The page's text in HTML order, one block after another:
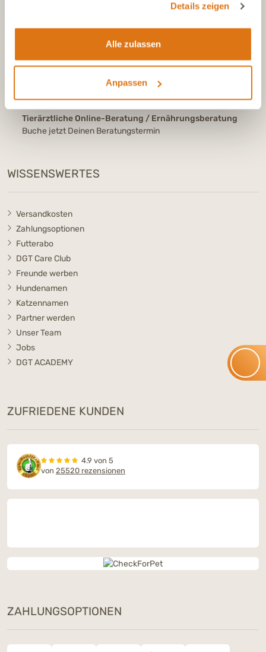
Details zeigen
Alle zulassen
Anpassen
E-Mail
info@dasgesundetier.de
Kontaktformular / Produktberatung
Antworten auf häufige Fragen
Tierärztliche Online-Beratung / Ernährungsberatung
Buche jetzt Deinen Beratungstermin
WISSENSWERTES
Versandkosten
Zahlungsoptionen
Futterabo
DGT Care Club
Freunde werben
Hundenamen
Katzennamen
Partner werden
Unser Team
Jobs
DGT ACADEMY
ZUFRIEDENE KUNDEN
4.9 von 5
von 25520 rezensionen
ZAHLUNGSOPTIONEN